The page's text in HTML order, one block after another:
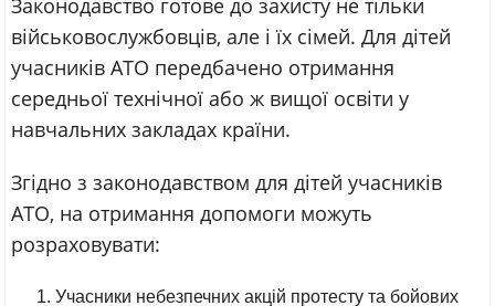
Законодавство готове до захисту не тільки
військовослужбовців, але і їх сімей. Для дітей
учасників АТО передбачено отримання
середньої технічної або ж вищої освіти у
навчальних закладах країни.
Згідно з законодавством для дітей учасників
АТО, на отримання допомоги можуть
розраховувати:
Учасники небезпечних акцій протесту та бойових